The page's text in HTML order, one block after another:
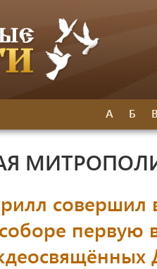
А Б
совершил
первую